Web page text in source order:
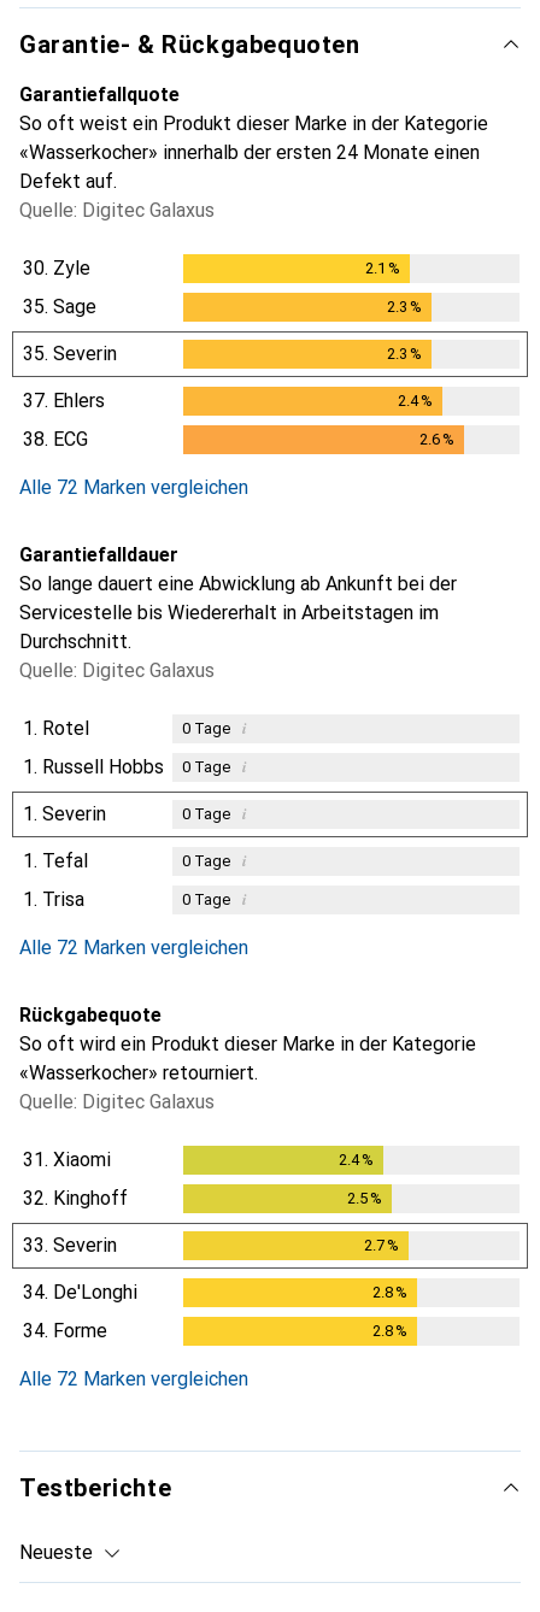
Garantie- & Rückgabequoten
Garantiefallquote
So oft weist ein Produkt dieser Marke in der Kategorie
«Wasserkocher» innerhalb der ersten 24 Monate einen
Defekt auf.
Quelle: Digitec Galaxus
30. Zyle 2.1 %
35. Sage 2.3 %
35. Severin 2.3 %
37. Ehlers 2.4%
38. ECG 2.6%
Alle 72 Marken vergleichen
Garantiefalldauer
So lange dauert eine Abwicklung ab Ankunft bei der
Servicestelle bis Wiedererhalt in Arbeitstagen im
Durchschnitt.
Quelle: Digitec Galaxus
1. Rotel 0Tage i
1. Russell Hobbs 0Tage i
1. Severin 0Tage i
1. Tefal 0Tage i
1. Trisa 0Tage i
Alle 72 Marken vergleichen
Rückgabequote
So oft wird ein Produkt dieser Marke in der Kategorie
«Wasserkocher» retourniert.
Quelle: Digitec Galaxus
31. Xiaomi 2.4%
32. Kinghoff 2.5%
33. Severin 2.7%
34. De'Longhi 2.8%
34. Forme 2.8%
Alle 72 Marken vergleichen
Testberichte
Neueste